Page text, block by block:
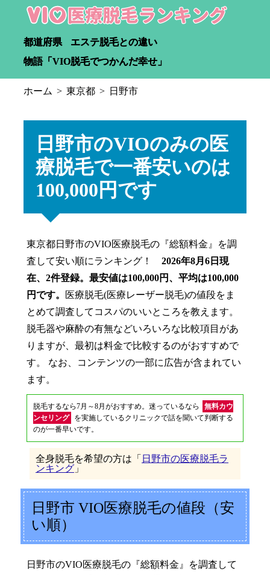
都道府県
エステ脱毛との違い
物語「VIO脱毛でつかんだ幸せ」
ホーム 東京都 日野市
日野市のVIOのみの医
療脱毛で一番安いのは
100,000円です
東京都日野市のVIO医療脱毛の『総額料金』を調
査して安い順にランキング！ 2026年8月6日現
在、2件登録。最安値は100,000円、平均は100,000
円です。
医療脱毛(医療レーザー脱毛)の値段をま
とめて調査してコスパのいいところを教えます。
脱毛器や麻酔の有無などいろいろな比較項目があ
りますが、最初は料金で比較するのがおすすめで
す。 なお、コンテンツの一部に広告が含まれてい
ます。
脱毛するなら7月～8月がおすすめ。迷っているなら
無料カウ
ンセリング
を実施しているクリニックで話を聞いて判断する
のが一番早いです。
全身脱毛を希望の方は「 日野市の医療脱毛ラ
ンキング 」
日野市 VIO医療脱毛の値段（安
い順）
日野市のVIO医療脱毛の『総額料金』を調査して